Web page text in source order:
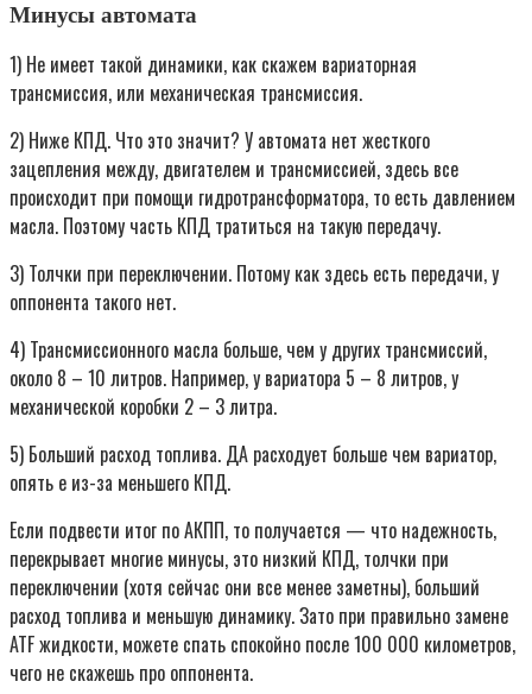
Минусы автомата
1) Не имеет такой динамики, как скажем вариаторная
трансмиссия, или механическая трансмиссия.
2) Ниже КПД. Что это значит? У автомата нет жесткого
зацепления между, двигателем и трансмиссией, здесь все
происходит при помощи гидротрансформатора, то есть давлением
масла. Поэтому часть КПД тратиться на такую передачу.
3) Толчки при переключении. Потому как здесь есть передачи, у
оппонента такого нет.
4) Трансмиссионного масла больше, чем у других трансмиссий,
около 8 – 10 литров. Например, у вариатора 5 – 8 литров, у
механической коробки 2 – 3 литра.
5) Больший расход топлива. ДА расходует больше чем вариатор,
опять е из-за меньшего КПД.
Если подвести итог по АКПП, то получается — что надежность,
перекрывает многие минусы, это низкий КПД, толчки при
переключении (хотя сейчас они все менее заметны), больший
расход топлива и меньшую динамику. Зато при правильно замене
ATF жидкости, можете спать спокойно после 100 000 километров,
чего не скажешь про оппонента.